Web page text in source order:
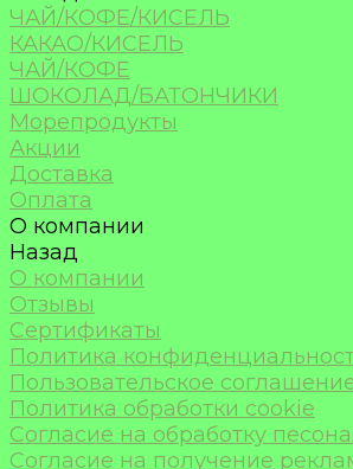
ЧАЙ/КОФЕ/КИСЕЛЬ
КАКАО/КИСЕЛЬ
ЧАЙ/КОФЕ
ШОКОЛАД/БАТОНЧИКИ
Морепродукты
Акции
Доставка
Оплата
О компании
Назад
О компании
Отзывы
Сертификаты
Политика
Пользовательское
Политика обработки cookie
Согласие на обработку
Согласие на получение